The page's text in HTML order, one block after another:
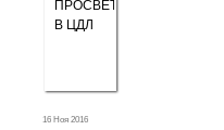
16 Ноя 2016